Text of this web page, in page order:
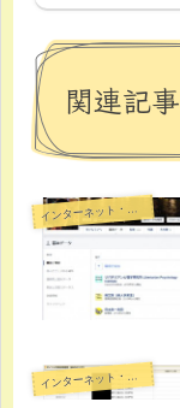
関連記事
イ
ンターネット・裏技
イ